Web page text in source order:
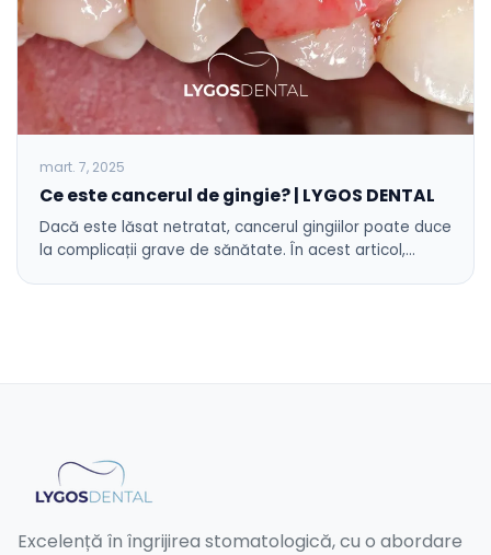
mart. 7, 2025
Ce este cancerul de gingie? | LYGOS DENTAL
Dacă este lăsat netratat, cancerul gingiilor poate duce
la complicații grave de sănătate. În acest articol,…
Excelență în îngrijirea stomatologică, cu o abordare